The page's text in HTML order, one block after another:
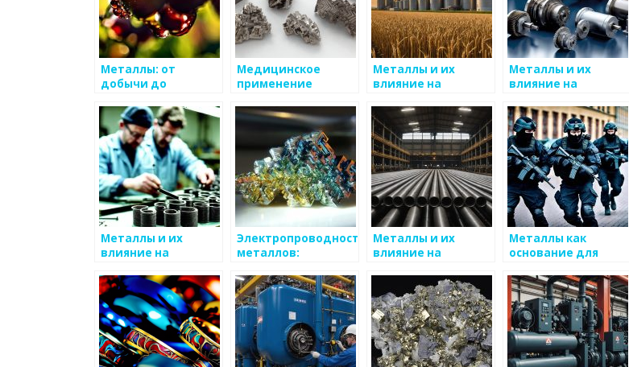
Металлы: от
добычи до
Медицинское
применение
промышленности
Металлы и их
влияние на
Металлы и их
влияние на
технологии
Металлы и их
влияние на
мнение
Электропроводность
металлов:
и влияние
Металлы и их
влияние на
Металлы как
основание для